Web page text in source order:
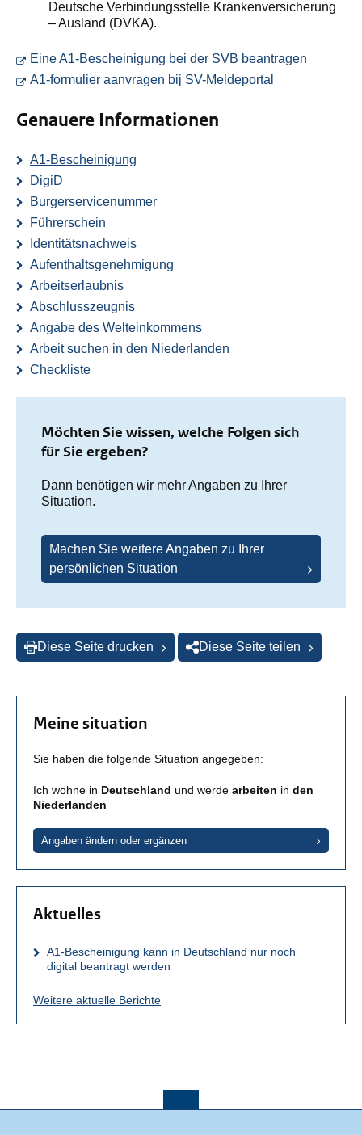
Deutsche Verbindungsstelle Krankenversicherung
– Ausland (DVKA).
Eine A1-Bescheinigung bei der SVB beantragen
A1-formulier aanvragen bij SV-Meldeportal
Genauere Informationen
A1-Bescheinigung
DigiD
Burgerservicenummer
Führerschein
Identitätsnachweis
Aufenthaltsgenehmigung
Arbeitserlaubnis
Abschlusszeugnis
Angabe des Welteinkommens
Arbeit suchen in den Niederlanden
Checkliste
Möchten Sie wissen, welche Folgen sich
für Sie ergeben?
Dann benötigen wir mehr Angaben zu Ihrer
Situation.
Machen Sie weitere Angaben zu Ihrer
persönlichen Situation
Diese Seite drucken Diese Seite teilen
Meine situation
Sie haben die folgende Situation angegeben:
Ich wohne in Deutschland und werde arbeiten in den
Niederlanden
Angaben ändern oder ergänzen
Aktuelles
A1-Bescheinigung kann in Deutschland nur noch
digital beantragt werden
Weitere aktuelle Berichte